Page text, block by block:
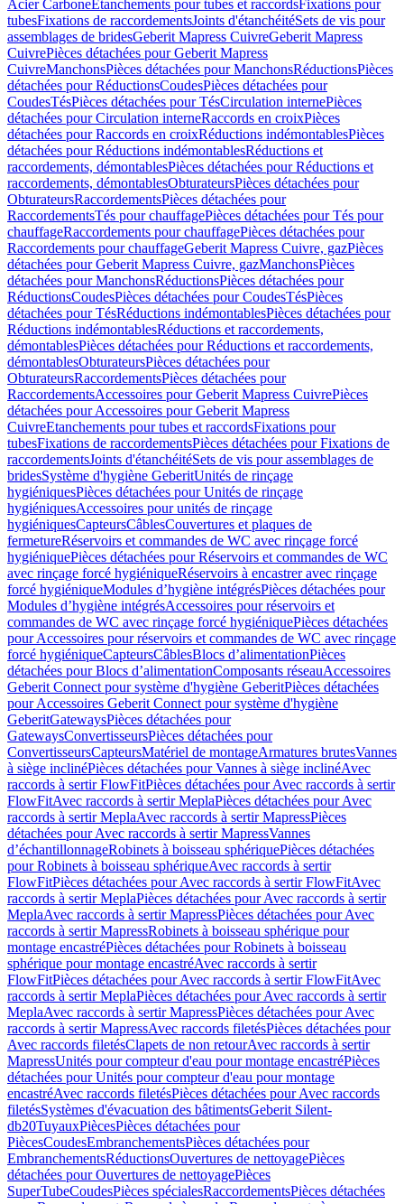
Acier CarboneEtanchements pour tubes et raccordsFixations pour
tubesFixations de raccordementsJoints d'étanchéitéSets de vis pour
assemblages de bridesGeberit Mapress CuivreGeberit Mapress
CuivrePièces détachées pour Geberit Mapress
CuivreManchonsPièces détachées pour ManchonsRéductionsPièces
détachées pour RéductionsCoudesPièces détachées pour
CoudesTésPièces détachées pour TésCirculation internePièces
détachées pour Circulation interneRaccords en croixPièces
détachées pour Raccords en croixRéductions indémontablesPièces
détachées pour Réductions indémontablesRéductions et
raccordements, démontablesPièces détachées pour Réductions et
raccordements, démontablesObturateursPièces détachées pour
ObturateursRaccordementsPièces détachées pour
RaccordementsTés pour chauffagePièces détachées pour Tés pour
chauffageRaccordements pour chauffagePièces détachées pour
Raccordements pour chauffageGeberit Mapress Cuivre, gazPièces
détachées pour Geberit Mapress Cuivre, gazManchonsPièces
détachées pour ManchonsRéductionsPièces détachées pour
RéductionsCoudesPièces détachées pour CoudesTésPièces
détachées pour TésRéductions indémontablesPièces détachées pour
Réductions indémontablesRéductions et raccordements,
démontablesPièces détachées pour Réductions et raccordements,
démontablesObturateursPièces détachées pour
ObturateursRaccordementsPièces détachées pour
RaccordementsAccessoires pour Geberit Mapress CuivrePièces
détachées pour Accessoires pour Geberit Mapress
CuivreEtanchements pour tubes et raccordsFixations pour
tubesFixations de raccordementsPièces détachées pour Fixations de
raccordementsJoints d'étanchéitéSets de vis pour assemblages de
bridesSystème d'hygiène GeberitUnités de rinçage
hygiéniquesPièces détachées pour Unités de rinçage
hygiéniquesAccessoires pour unités de rinçage
hygiéniquesCapteursCâblesCouvertures et plaques de
fermetureRéservoirs et commandes de WC avec rinçage forcé
hygiéniquePièces détachées pour Réservoirs et commandes de WC
avec rinçage forcé hygiéniqueRéservoirs à encastrer avec rinçage
forcé hygiéniqueModules d’hygiène intégrésPièces détachées pour
Modules d’hygiène intégrésAccessoires pour réservoirs et
commandes de WC avec rinçage forcé hygiéniquePièces détachées
pour Accessoires pour réservoirs et commandes de WC avec rinçage
forcé hygiéniqueCapteursCâblesBlocs d’alimentationPièces
détachées pour Blocs d’alimentationComposants réseauAccessoires
Geberit Connect pour système d'hygiène GeberitPièces détachées
pour Accessoires Geberit Connect pour système d'hygiène
GeberitGatewaysPièces détachées pour
GatewaysConvertisseursPièces détachées pour
ConvertisseursCapteursMatériel de montageArmatures brutesVannes
à siège inclinéPièces détachées pour Vannes à siège inclinéAvec
raccords à sertir FlowFitPièces détachées pour Avec raccords à sertir
FlowFitAvec raccords à sertir MeplaPièces détachées pour Avec
raccords à sertir MeplaAvec raccords à sertir MapressPièces
détachées pour Avec raccords à sertir MapressVannes
d’échantillonnageRobinets à boisseau sphériquePièces détachées
pour Robinets à boisseau sphériqueAvec raccords à sertir
FlowFitPièces détachées pour Avec raccords à sertir FlowFitAvec
raccords à sertir MeplaPièces détachées pour Avec raccords à sertir
MeplaAvec raccords à sertir MapressPièces détachées pour Avec
raccords à sertir MapressRobinets à boisseau sphérique pour
montage encastréPièces détachées pour Robinets à boisseau
sphérique pour montage encastréAvec raccords à sertir
FlowFitPièces détachées pour Avec raccords à sertir FlowFitAvec
raccords à sertir MeplaPièces détachées pour Avec raccords à sertir
MeplaAvec raccords à sertir MapressPièces détachées pour Avec
raccords à sertir MapressAvec raccords filetésPièces détachées pour
Avec raccords filetésClapets de non retourAvec raccords à sertir
MapressUnités pour compteur d'eau pour montage encastréPièces
détachées pour Unités pour compteur d'eau pour montage
encastréAvec raccords filetésPièces détachées pour Avec raccords
filetésSystèmes d'évacuation des bâtimentsGeberit Silent-
db20TuyauxPiècesPièces détachées pour
PiècesCoudesEmbranchementsPièces détachées pour
EmbranchementsRéductionsOuvertures de nettoyagePièces
détachées pour Ouvertures de nettoyagePièces
SuperTubeCoudesPièces spécialesRaccordementsPièces détachées